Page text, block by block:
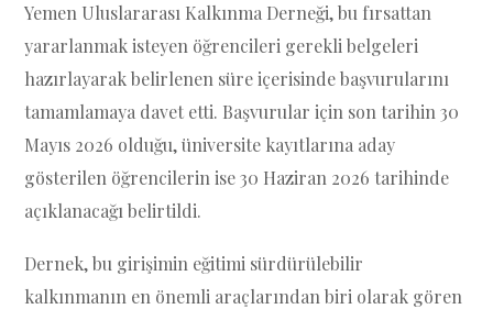
Yemen Uluslararası Kalkınma Derneği, bu fırsattan
yararlanmak isteyen öğrencileri gerekli belgeleri
hazırlayarak belirlenen süre içerisinde başvurularını
tamamlamaya davet etti. Başvurular için son tarihin 30
Mayıs 2026 olduğu, üniversite kayıtlarına aday
gösterilen öğrencilerin ise 30 Haziran 2026 tarihinde
açıklanacağı belirtildi.
Dernek, bu girişimin eğitimi sürdürülebilir
kalkınmanın en önemli araçlarından biri olarak gören